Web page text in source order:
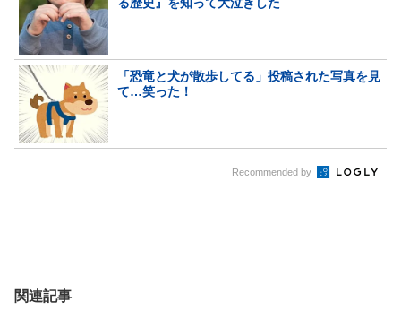
る歴史』を知って大泣きした
「恐竜と犬が散歩してる」投稿された写真を見
て…笑った！
Recommended by
関連記事